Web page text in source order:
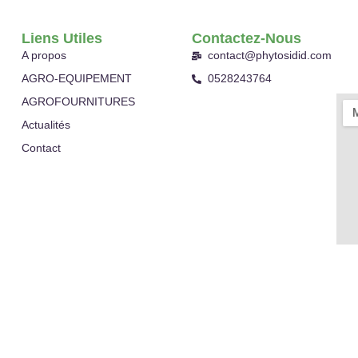
Liens Utiles
A propos
AGRO-EQUIPEMENT
AGROFOURNITURES
Actualités
Contact
Contactez-Nous
contact@phytosidid.com
0528243764